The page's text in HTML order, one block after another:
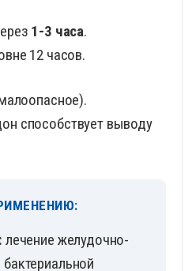
1-3 часа.
12 часов.
способствует выводу
лечение желудочно-